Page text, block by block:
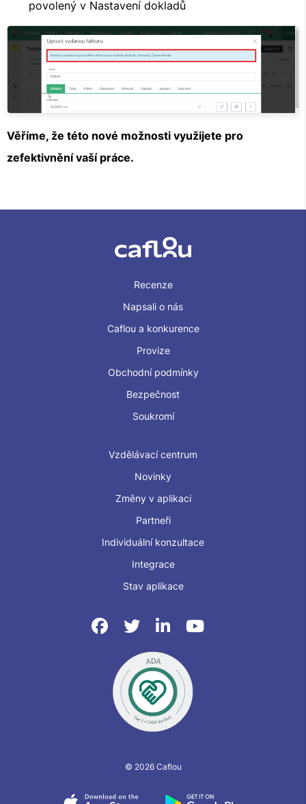
povolený v Nastavení dokladů
Věříme, že této nové možnosti využijete pro
zefektivnění vaší práce.
Recenze
Napsali o nás
Caflou a konkurence
Provize
Obchodní podmínky
Bezpečnost
Soukromí
Vzdělávací centrum
Novinky
Změny v aplikaci
Partneři
Individuální konzultace
Integrace
Stav aplikace
© 2026 Caflou